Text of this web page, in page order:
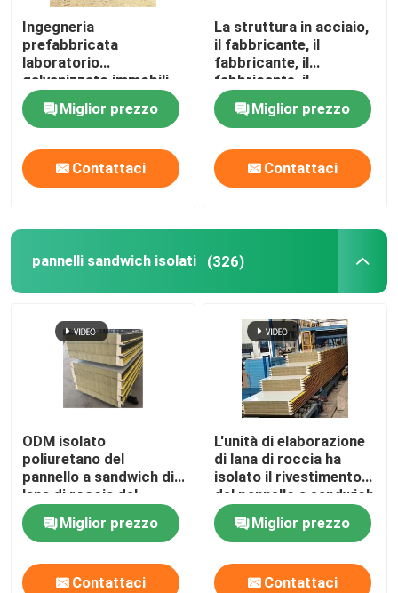
Giro della fabbrica
Controllo di qualità
Contattici
Richieda una citazione
Edifici a struttura in acciaio
Magazzino di strutture in acciaio
laboratorio di strutture in acciaio
pannelli sandwich isolati
Magazzino d'acciaio prefabbricato
strutture modulari in acciaio
materiali da costruzione metallici
Ingegneria
prefabbricata
laboratorio
galvanizzato immobili
di magazzino di acciaio
progettazione
Miglior prezzo
Contattaci
La struttura in acciaio,
il fabbricante, il
fabbricante, il
fabbricante, il
fabbricante
Miglior prezzo
Contattaci
pannelli sandwich isolati (326)
ODM isolato
poliuretano del
pannello a sandwich di
lana di roccia del
gruppo di lavoro del
magazzinoMiglior prezzo
Contattaci
L'unità di elaborazione
di lana di roccia ha
isolato il rivestimento
del pannello a sandwich
del pannello per il tetto
e la pareteMiglior prezzo
Contattaci